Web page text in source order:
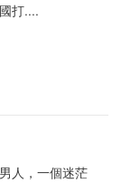
打....
人，一個迷茫